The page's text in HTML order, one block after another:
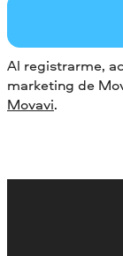
Al registrarme,
marketing de
Movavi.